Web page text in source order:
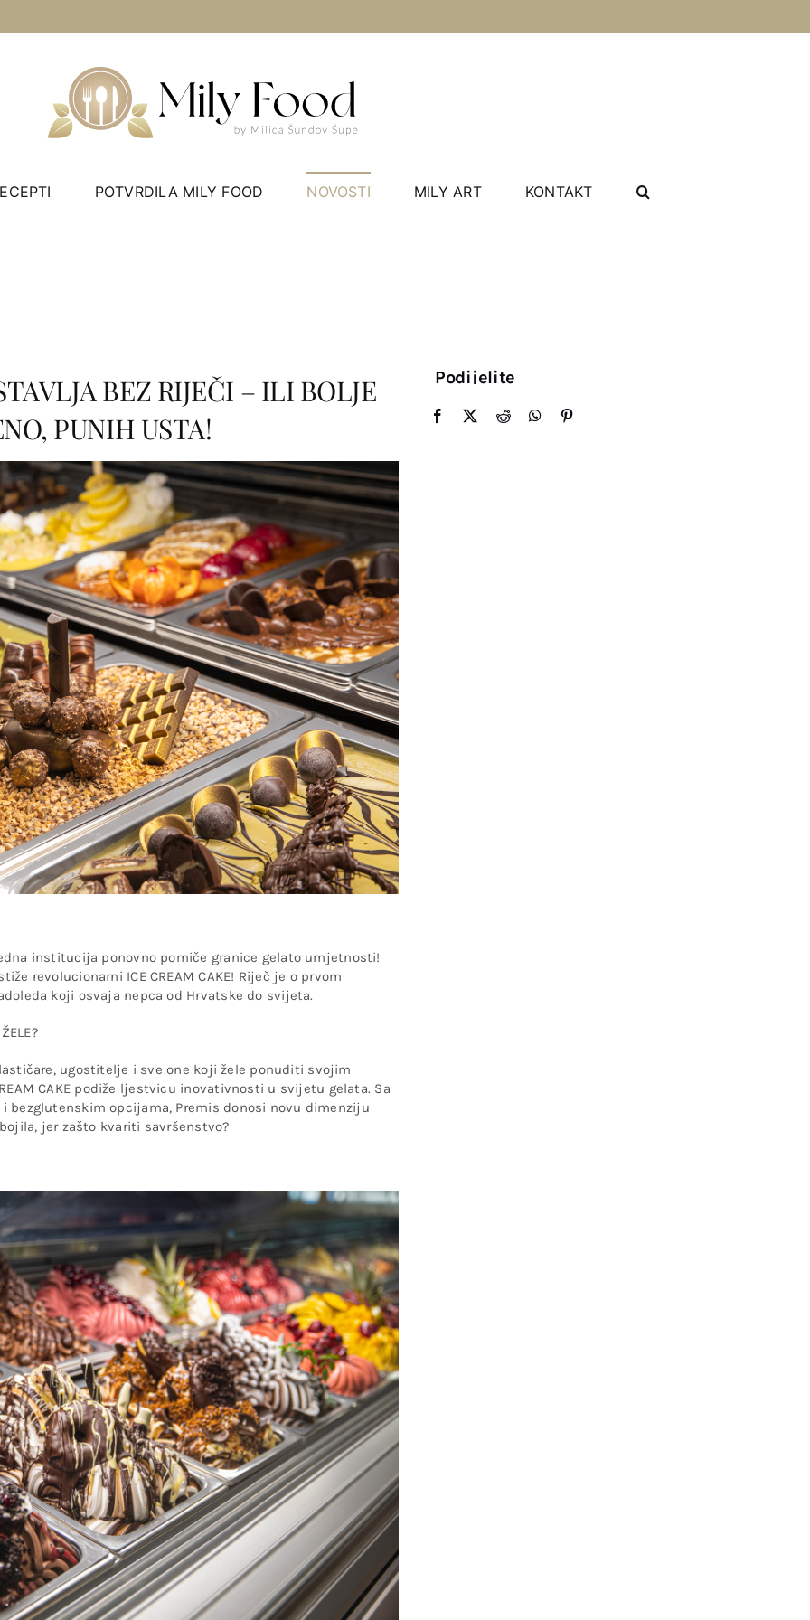
POTVRDILA MILY FOOD NOVOSTI MILY ART KONTAKT
BEZ RIJEČI – ILI BOLJE
PUNIH USTA!
institucija ponovno pomiče granice gelato umjetnosti!
revolucionarni ICE CREAM CAKE! Riječ je o prvom
koji osvaja nepca od Hrvatske do svijeta.
ugostitelje i sve one koji žele ponuditi svojim
CAKE podiže ljestvicu inovativnosti u svijetu gelata. Sa
bezglutenskim opcijama, Premis donosi novu dimenziju
jer zašto kvariti savršenstvo?
Podijelite